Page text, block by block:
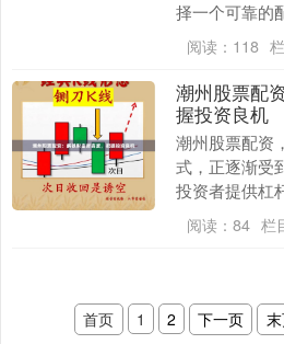
择一个可靠的
资金安全和投
专业平台：
阅读： 118
潮州股票配
握投资良机
潮州股票配资
式，正逐渐受
投资者提供杠
投资者创造
优势：** *....
阅读： 84 栏
首页 1 2 下一页